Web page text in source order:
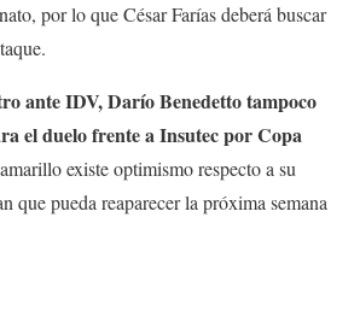
por lo que César Farías deberá buscar
ante IDV, Darío Benedetto tampoco
el duelo frente a Insutec por Copa
existe optimismo respecto a su
que pueda reaparecer la próxima semana